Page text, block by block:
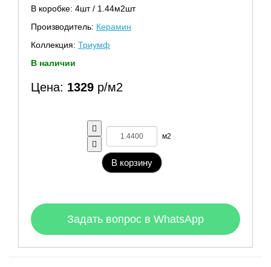
В коробке: 4шт / 1.44м2шт
Производитель: Керамин
Коллекция: Триумф
В наличии
Цена: 1329 р/м2
м2
В корзину
Задать вопрос в WhatsApp